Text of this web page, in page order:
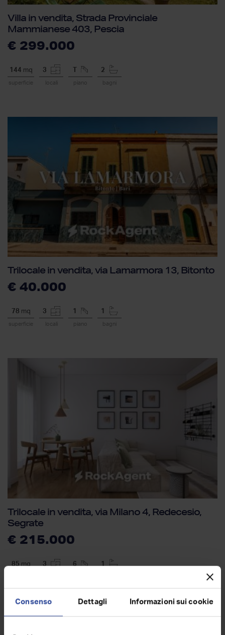
Consenso Dettagli Informazioni sui cookie
Villa in vendita, Strada Provinciale
Mammianese 403, Pescia
€ 299.000
144 mq
superficie
3
locali piano
2
bagni
Trilocale in vendita, via Lamarmora 13, Bitonto
€ 40.000
78 mq
superficie
3
locali
1
piano
1
bagni
Trilocale in vendita, via Milano 4, Redecesio,
Segrate
€ 215.000
85mq 3 6 1